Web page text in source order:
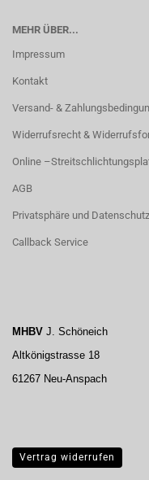
MEHR ÜBER...
Impressum
Kontakt
Versand- &
Widerrufsrecht &
Online
AGB
Privatsphäre und Datenschutz
Callback Service
MHBV J. Schöneich
Altkönigstrasse 18
61267 Neu-Anspach
Vertrag widerrufen